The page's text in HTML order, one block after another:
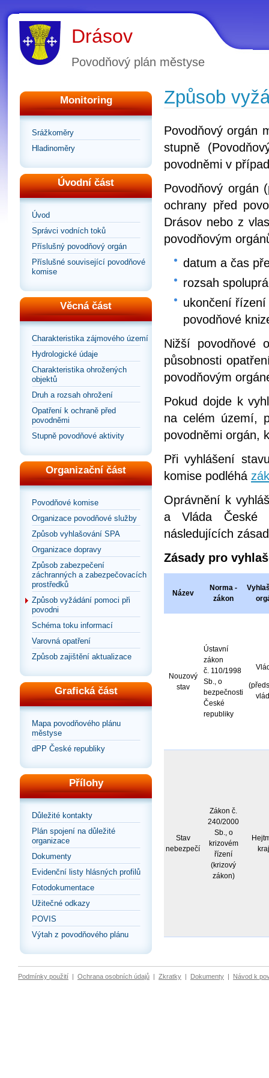
Drásov
Povodňový plán městyse
Monitoring
Srážkoměry
Hladinoměry
Úvodní část
Úvod
Správci vodních toků
Příslušný povodňový orgán
Příslušné související povodňové
komise
Věcná část
Charakteristika zájmového území
Hydrologické údaje
Charakteristika ohrožených
objektů
Druh a rozsah ohrožení
Opatření k ochraně před
povodněmi
Stupně povodňové aktivity
Organizační část
Povodňové komise
Organizace povodňové služby
Způsob vyhlašování SPA
Organizace dopravy
Způsob zabezpečení
záchranných a zabezpečovacích
prostředků
Způsob vyžádání pomoci při
povodni
Schéma toku informací
Varovná opatření
Způsob zajištění aktualizace
Grafická část
Mapa povodňového plánu
městyse
dPP České republiky
Přílohy
Důležité kontakty
Plán spojení na důležité
organizace
Dokumenty
Evidenční listy hlásných profilů
Fotodokumentace
Užitečné odkazy
POVIS
Výtah z povodňového plánu
Způsob
Povodňový orgán
stupně
povodněmi v
Povodňový orgán
ochrany před
Drásov nebo z
povodňovým
datum a čas
rozsah
ukončení řízení
povodňové
Nižší povodňové
působnosti
povodňovým
Pokud dojde k
na celém území,
povodněmi orgán,
Při vyhlášení
komise podléhá
Oprávnění k
a Vláda České
následujících
Zásady pro
Název
Norma -
zákon
Nouzový
stav
Ústavní
zákon
č. 110/1998
Sb., o
bezpečnosti
České
republiky
Stav
nebezpečí
Zákon č.
240/2000
Sb., o
krizovém
řízení
(krizový
zákon)
Podmínky použití | Ochrana osobních údajů | Zkratky | Dokumenty | Návod k